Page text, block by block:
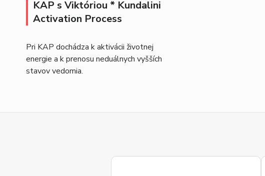
KAP s Viktóriou * Kundalini
Activation Process
Pri KAP dochádza k aktivácii životnej
energie a k prenosu neduálnych vyšších
stavov vedomia.